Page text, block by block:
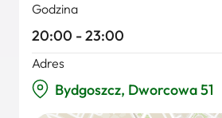
Godzina
20:00 - 23:00
Adres
Bydgoszcz, Dworcowa 51